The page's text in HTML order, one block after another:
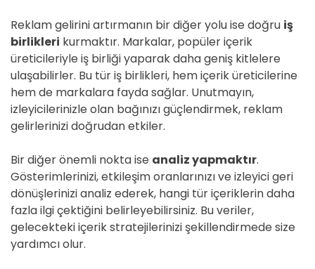
Reklam gelirini artırmanın bir diğer yolu ise doğru iş
birlikleri kurmaktır. Markalar, popüler içerik
üreticileriyle iş birliği yaparak daha geniş kitlelere
ulaşabilirler. Bu tür iş birlikleri, hem içerik üreticilerine
hem de markalara fayda sağlar. Unutmayın,
izleyicilerinizle olan bağınızı güçlendirmek, reklam
gelirlerinizi doğrudan etkiler.
Bir diğer önemli nokta ise analiz yapmaktır.
Gösterimlerinizi, etkileşim oranlarınızı ve izleyici geri
dönüşlerinizi analiz ederek, hangi tür içeriklerin daha
fazla ilgi çektiğini belirleyebilirsiniz. Bu veriler,
gelecekteki içerik stratejilerinizi şekillendirmede size
yardımcı olur.